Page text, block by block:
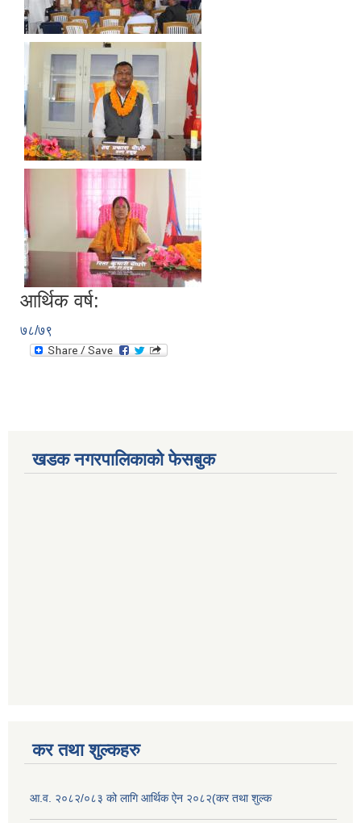
आर्थिक वर्ष:
७८/७९
खडक नगरपालिकाको फेसबुक
कर तथा शुल्कहरु
आ.व. २०८२/०८३ को लागि आर्थिक ऐन २०८२(कर तथा शुल्क